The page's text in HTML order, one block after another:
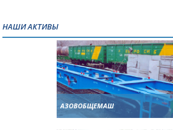
НАШИ АКТИВЫ
АЗОВОБЩЕМАШ